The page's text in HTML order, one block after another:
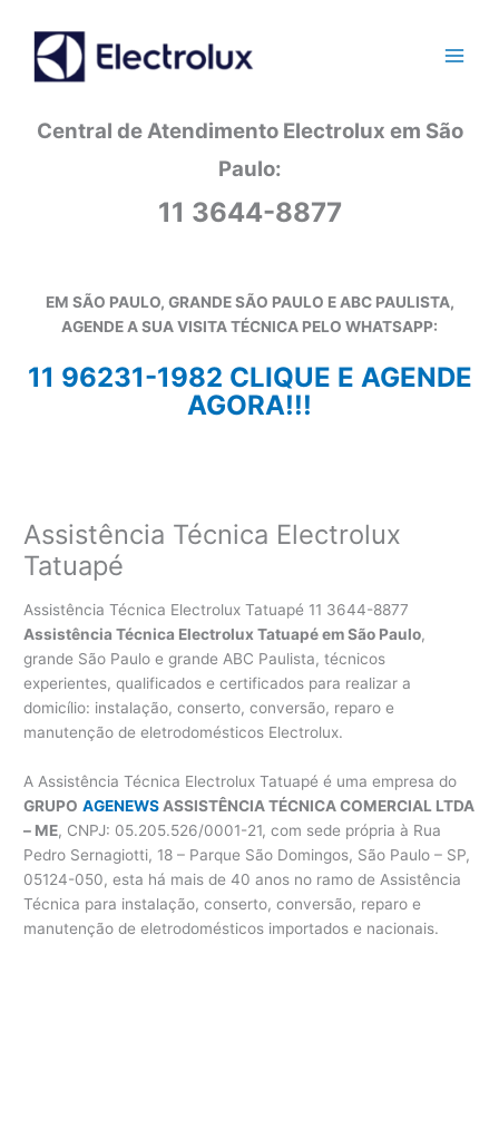
conteúdo
Central de Atendimento Electrolux em São
Paulo:
11 3644-8877
EM SÃO PAULO, GRANDE SÃO PAULO E ABC PAULISTA,
AGENDE A SUA VISITA TÉCNICA PELO WHATSAPP:
11 96231-1982 CLIQUE E AGENDE
AGORA!!!
Assistência Técnica Electrolux
Tatuapé
Assistência Técnica Electrolux Tatuapé 11 3644-8877
Assistência Técnica Electrolux Tatuapé em São Paulo,
grande São Paulo e grande ABC Paulista, técnicos
experientes, qualificados e certificados para realizar a
domicílio: instalação, conserto, conversão, reparo e
manutenção de eletrodomésticos Electrolux.
A Assistência Técnica Electrolux Tatuapé é uma empresa do
GRUPO AGENEWS ASSISTÊNCIA TÉCNICA COMERCIAL LTDA
– ME, CNPJ: 05.205.526/0001-21, com sede própria à Rua
Pedro Sernagiotti, 18 – Parque São Domingos, São Paulo – SP,
05124-050, esta há mais de 40 anos no ramo de Assistência
Técnica para instalação, conserto, conversão, reparo e
manutenção de eletrodomésticos importados e nacionais.